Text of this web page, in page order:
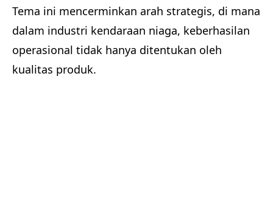
Tema ini mencerminkan arah strategis, di mana
dalam industri kendaraan niaga, keberhasilan
operasional tidak hanya ditentukan oleh
kualitas produk.